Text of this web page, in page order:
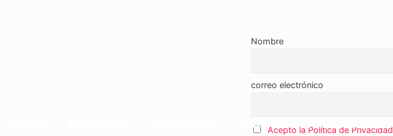
TICKETS PREMIOS MILO AI
Nombre
correo electrónico
Acepto la Política de Privacidad